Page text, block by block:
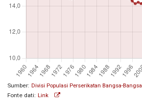
Sumber: Divisi Populasi Perserikatan Bangsa-Bangsa
Fonte dati: Link